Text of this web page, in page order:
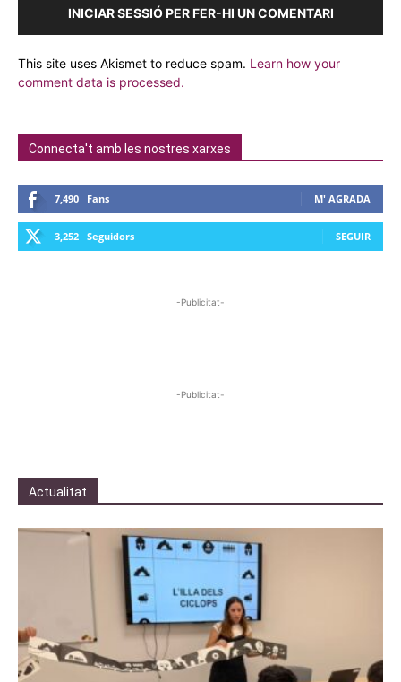
INICIAR SESSIÓ PER FER-HI UN COMENTARI
This site uses Akismet to reduce spam. Learn how your
comment data is processed.
Connecta't amb les nostres xarxes
7,490 Fans M' AGRADA
3,252 Seguidors SEGUIR
-Publicitat-
-Publicitat-
Actualitat